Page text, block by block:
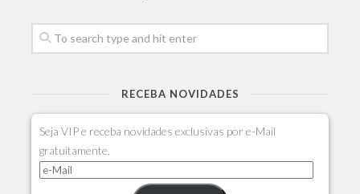
RECEBA NOVIDADES
Seja VIP e receba novidades exclusivas por e-Mail
gratuitamente.